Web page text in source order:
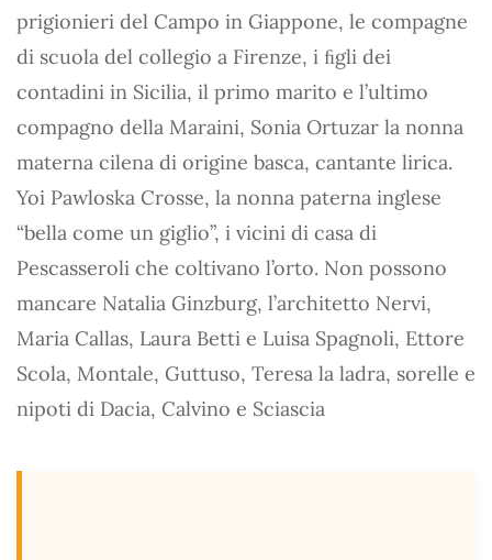
prigionieri del Campo in Giappone, le compagne
di scuola del collegio a Firenze, i ﬁgli dei
contadini in Sicilia, il primo marito e l’ultimo
compagno della Maraini, Sonia Ortuzar la nonna
materna cilena di origine basca, cantante lirica.
Yoi Pawloska Crosse, la nonna paterna inglese
“bella come un giglio”, i vicini di casa di
Pescasseroli che coltivano l’orto. Non possono
mancare Natalia Ginzburg, l’architetto Nervi,
Maria Callas, Laura Betti e Luisa Spagnoli, Ettore
Scola, Montale, Guttuso, Teresa la ladra, sorelle e
nipoti di Dacia, Calvino e Sciascia